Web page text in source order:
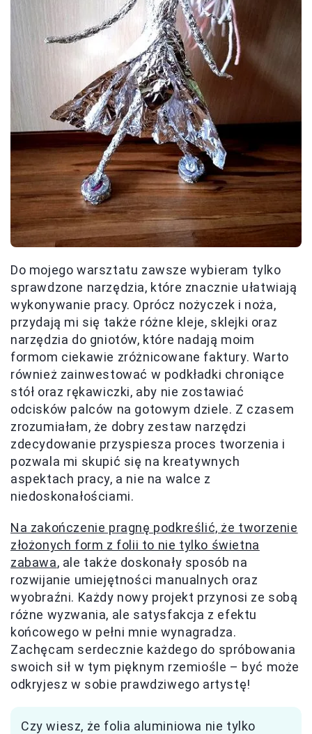
Do mojego warsztatu zawsze wybieram tylko
sprawdzone narzędzia, które znacznie ułatwiają
wykonywanie pracy. Oprócz nożyczek i noża,
przydają mi się także różne kleje, sklejki oraz
narzędzia do gniotów, które nadają moim
formom ciekawie zróżnicowane faktury. Warto
również zainwestować w podkładki chroniące
stół oraz rękawiczki, aby nie zostawiać
odcisków palców na gotowym dziele. Z czasem
zrozumiałam, że dobry zestaw narzędzi
zdecydowanie przyspiesza proces tworzenia i
pozwala mi skupić się na kreatywnych
aspektach pracy, a nie na walce z
niedoskonałościami.
Na zakończenie pragnę podkreślić, że tworzenie
złożonych form z folii to nie tylko świetna
zabawa, ale także doskonały sposób na
rozwijanie umiejętności manualnych oraz
wyobraźni. Każdy nowy projekt przynosi ze sobą
różne wyzwania, ale satysfakcja z efektu
końcowego w pełni mnie wynagradza.
Zachęcam serdecznie każdego do spróbowania
swoich sił w tym pięknym rzemiośle – być może
odkryjesz w sobie prawdziwego artystę!
Czy wiesz, że folia aluminiowa nie tylko